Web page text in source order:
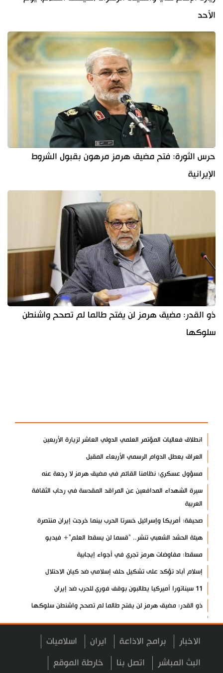
الأحد
حرس الثورة: فتح مضيق هرمز مرهون بقبول الشروط
الإيرانية
ذو القدر: مضيق هرمز لن يفتح طالما لم تصحح واشنطن
سلوكها
انطلاق فعاليات المؤتمر العلمي الدولي العاشر لزيارة الأربعين
العراق يعطل الدوام الرسمي الأربعاء المقبل
مسؤول عسكري: نظامنا القائم في مضيق هرمز لا رجعة عنه
سيرة الشهداء المدافعين عن المراقد المقدسة في رحاب الثقافة
العربية
صحيفة: أمريكا وإسرائيل خسرتا الحرب بينما خرجت إيران منتصرة
هيئة الحشد الشعبي تنشر.. "قسما لن يسقط العلم"+ فيديو
مسقط: مفاوضات هرمز تجري في أجواء إيجابية
إسلام آباد تؤكد على تشكيل حلف إسلامي ضد كيان الاحتلال
11 سيناتورا أميركيا يطالبون بوقف فوري للحرب ضد إيران
ذو القدر: مضيق هرمز لن يفتح طالما لم تصحح واشنطن سلوكها
حرس الثورة: فتح مضيق هرمز مرهون بقبول الشروط الإيرانية
إيجئي: نقدر جهود الصحفيين وتصديهم لمحاولات العدو الرامية إلى
ولايتي: على القوات الأجنبية مغادرة المنطقة
الاخبار برامج الاذاعة ايران اسلاميات
البث المباشر اتصل بنا خارطة الموقع